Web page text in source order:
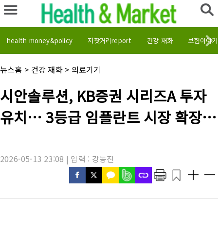
health money&policy 저잣거리report 건강 재화 보험이야기
채
널
뉴스홈 > 건강 재화> 의료기기
기
사
목
시안솔루션, KB증권 시리즈A 투자
유치… 3등급 임플란트 시장 확장
2026-05-13 23:08 | 입력 : 강동진